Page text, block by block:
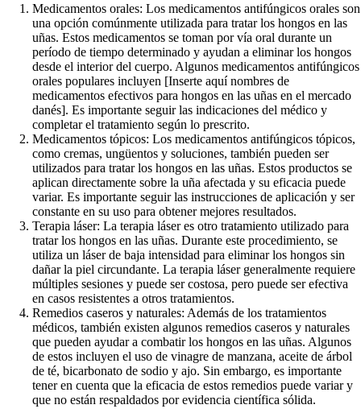
Medicamentos orales: Los medicamentos antifúngicos orales son
una opción comúnmente utilizada para tratar los hongos en las
uñas. Estos medicamentos se toman por vía oral durante un
período de tiempo determinado y ayudan a eliminar los hongos
desde el interior del cuerpo. Algunos medicamentos antifúngicos
orales populares incluyen [Inserte aquí nombres de
medicamentos efectivos para hongos en las uñas en el mercado
danés]. Es importante seguir las indicaciones del médico y
completar el tratamiento según lo prescrito.
Medicamentos tópicos: Los medicamentos antifúngicos tópicos,
como cremas, ungüentos y soluciones, también pueden ser
utilizados para tratar los hongos en las uñas. Estos productos se
aplican directamente sobre la uña afectada y su eficacia puede
variar. Es importante seguir las instrucciones de aplicación y ser
constante en su uso para obtener mejores resultados.
Terapia láser: La terapia láser es otro tratamiento utilizado para
tratar los hongos en las uñas. Durante este procedimiento, se
utiliza un láser de baja intensidad para eliminar los hongos sin
dañar la piel circundante. La terapia láser generalmente requiere
múltiples sesiones y puede ser costosa, pero puede ser efectiva
en casos resistentes a otros tratamientos.
Remedios caseros y naturales: Además de los tratamientos
médicos, también existen algunos remedios caseros y naturales
que pueden ayudar a combatir los hongos en las uñas. Algunos
de estos incluyen el uso de vinagre de manzana, aceite de árbol
de té, bicarbonato de sodio y ajo. Sin embargo, es importante
tener en cuenta que la eficacia de estos remedios puede variar y
que no están respaldados por evidencia científica sólida.